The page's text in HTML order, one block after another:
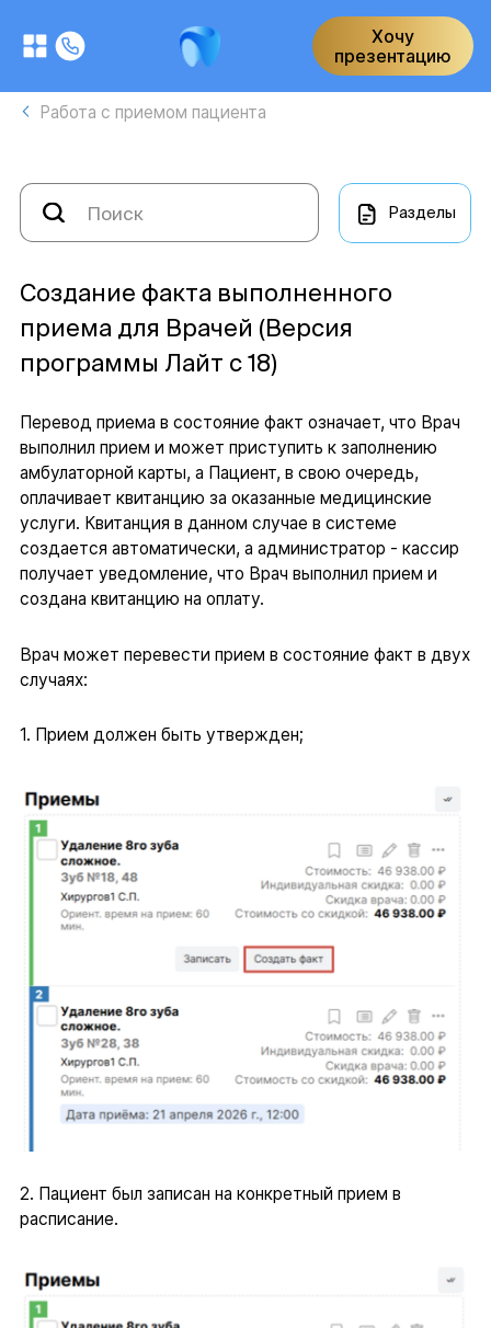
Хочу
презентацию
Работа с приемом пациента
Разделы
Создание факта выполненного
приема для Врачей (Версия
программы Лайт с 18)
Перевод приема в состояние факт означает, что Врач
выполнил прием и может приступить к заполнению
амбулаторной карты, а Пациент, в свою очередь,
оплачивает квитанцию за оказанные медицинские
услуги. Квитанция в данном случае в системе
создается автоматически, а администратор - кассир
получает уведомление, что Врач выполнил прием и
создана квитанцию на оплату.
Врач может перевести прием в состояние факт в двух
случаях:
1. Прием должен быть утвержден;
2. Пациент был записан на конкретный прием в
расписание.